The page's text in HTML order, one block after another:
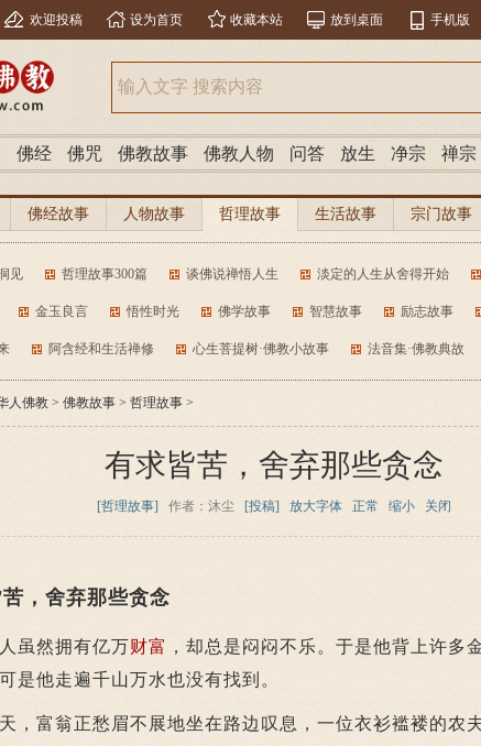
欢迎投稿 设为首页 收藏本站 放到桌面 手机版
佛经 佛咒 佛教故事 佛教人物 问答 放生 净宗 禅宗
佛经故事 人物故事 哲理故事 生活故事 宗门故事
见 哲理故事300篇 谈佛说禅悟人生 淡定的人生从舍得开始
金玉良言 悟性时光 佛学故事 智慧故事 励志故事
阿含经和生活禅修 心生菩提树·佛教小故事 法音集·佛教典故
人佛教 > 佛教故事 > 哲理故事 >
有求皆苦，舍弃那些贪念
[哲理故事] 作者：沐尘 [投稿] 放大字体 正常 缩小 关闭
，舍弃那些贪念
然拥有亿万财富 ，却总是闷闷不乐。于是他背上许多
是他走遍千山万水也没有找到。
富翁正愁眉不展地坐在路边叹息，一位衣衫褴褛的农